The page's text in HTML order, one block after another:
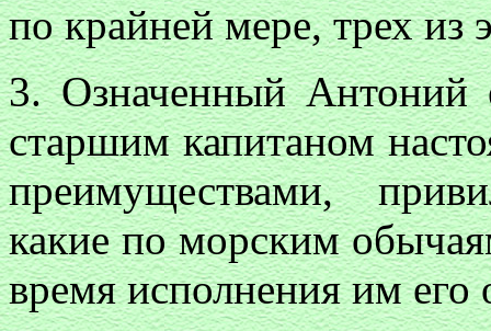
по крайней мере, трех из
3. Означенный Антоний
старшим капитаном
преимуществами,
какие по морским
время исполнения им его